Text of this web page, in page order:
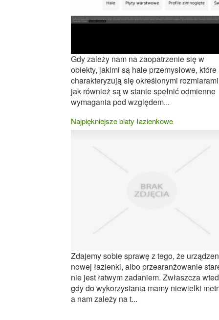
Gdy zależy nam na zaopatrzenie się w
obiekty, jakimi są hale przemysłowe, które
charakteryzują się określonymi
jak również są w stanie spełnić odmienne
wymagania pod względem...
Najpiękniejsze blaty łazienkowe
Zdajemy sobie sprawę z tego, że
nowej łazienki, albo przearanżowanie
nie jest łatwym zadaniem. Zwłaszcza
gdy do wykorzystania mamy niewielki
a nam zależy na t...